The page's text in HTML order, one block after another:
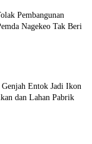
Pembangunan
Nagekeo Tak Beri
Entok Jadi Ikon
dan Lahan Pabrik